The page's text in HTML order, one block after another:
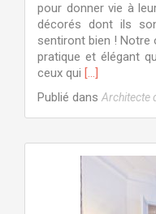
pour donner vie à
décorés dont ils
sentiront bien ! Notre
pratique et élégant
ceux qui En
plus
à
[…]
Publié dans Architecte